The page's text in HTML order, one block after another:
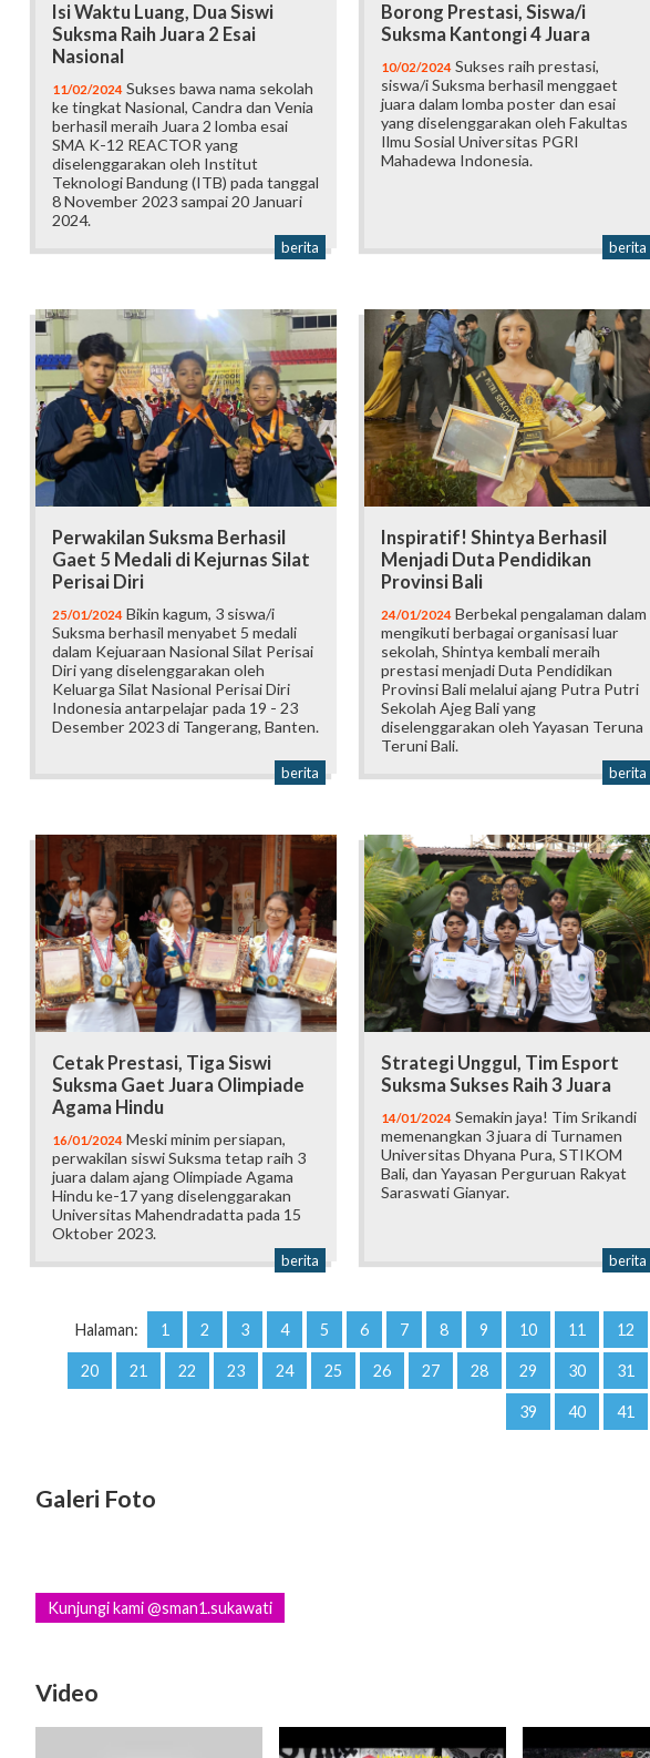
Isi Waktu Luang, Dua Siswi
Suksma Raih Juara 2 Esai
Nasional
11/02/2024 Sukses bawa nama sekolah
ke tingkat Nasional, Candra dan Venia
berhasil meraih Juara 2 lomba esai
SMA K-12 REACTOR yang
diselenggarakan oleh Institut
Teknologi Bandung (ITB) pada tanggal
8 November 2023 sampai 20 Januari
2024.
berita
Borong Prestasi, Siswa/i
Suksma Kantongi 4 Juara
10/02/2024Sukses raih prestasi,
siswa/i Suksma berhasil menggaet
juara dalam lomba poster dan esai
yang diselenggarakan oleh Fakultas
Ilmu Sosial Universitas PGRI
Mahadewa Indonesia.
berita
Perwakilan Suksma Berhasil
Gaet 5 Medali di Kejurnas Silat
Perisai Diri
25/01/2024 Bikin kagum, 3 siswa/i
Suksma berhasil menyabet 5 medali
dalam Kejuaraan Nasional Silat Perisai
Diri yang diselenggarakan oleh
Keluarga Silat Nasional Perisai Diri
Indonesia antarpelajar pada 19 - 23
Desember 2023 di Tangerang, Banten.
berita
Inspiratif! Shintya Berhasil
Menjadi Duta Pendidikan
Provinsi Bali
24/01/2024Berbekal pengalaman dalam
mengikuti berbagai organisasi luar
sekolah, Shintya kembali meraih
prestasi menjadi Duta Pendidikan
Provinsi Bali melalui ajang Putra Putri
Sekolah Ajeg Bali yang
diselenggarakan oleh Yayasan Teruna
Teruni Bali.
berita
Cetak Prestasi, Tiga Siswi
Suksma Gaet Juara Olimpiade
Agama Hindu
16/01/2024 Meski minim persiapan,
perwakilan siswi Suksma tetap raih 3
juara dalam ajang Olimpiade Agama
Hindu ke-17 yang diselenggarakan
Universitas Mahendradatta pada 15
Oktober 2023.
berita
Strategi Unggul, Tim Esport
Suksma Sukses Raih 3 Juara
14/01/2024Semakin jaya! Tim Srikandi
memenangkan 3 juara di Turnamen
Universitas Dhyana Pura, STIKOM
Bali, dan Yayasan Perguruan Rakyat
Saraswati Gianyar.
berita
Halaman: 1 2 3 4 5 6 7 8 9 10 11 12
20 21 22 23 24 25 26 27 28 29 30 31
39 40 41
Galeri Foto
Kunjungi kami @sman1.sukawati
Video